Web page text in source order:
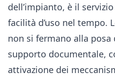
dell’impianto, è il
facilità d’uso nel tempo.
non si fermano alla
supporto documentale,
attivazione dei